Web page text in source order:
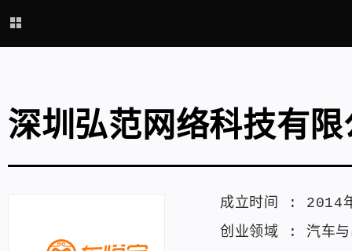
深圳弘范网络科技有限
成立时间 : 2014
创业领域 : 汽车